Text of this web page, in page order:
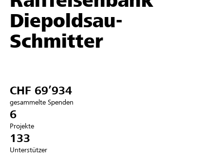
Partner / Raiffeisenbank
Registrieren
DE
Diepoldsau-
Schmitter
CHF 69’934
gesammelte Spenden
6
Projekte
133
Unterstützer